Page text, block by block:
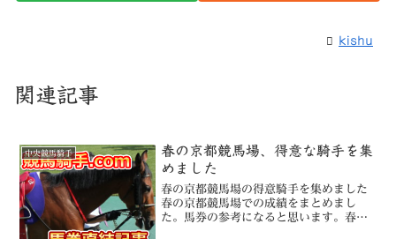
kishu
関連記事
中央競馬騎手
春の京都競馬場、得意な騎手を集
めました
春の京都競馬場の得意騎手を集めました
春の京都競馬場での成績をまとめまし
た。馬券の参考になると思います。春の